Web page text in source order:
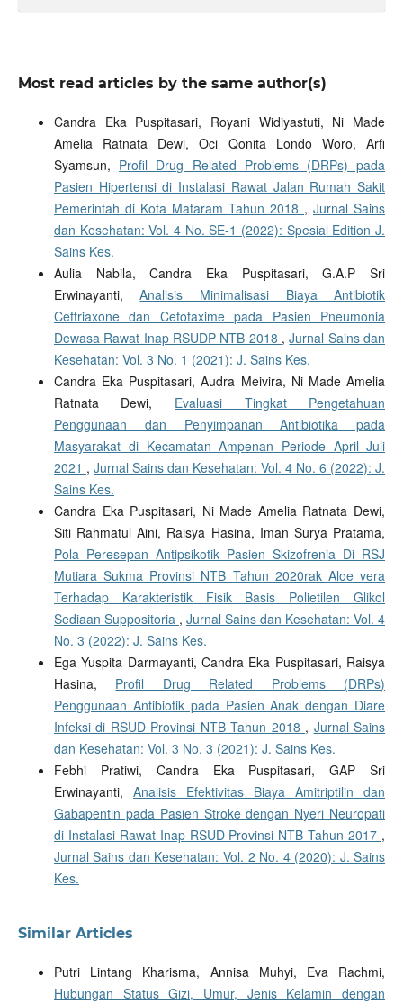
Most read articles by the same author(s)
Candra Eka Puspitasari, Royani Widiyastuti, Ni Made
Amelia Ratnata Dewi, Oci Qonita Londo Woro, Arfi
Syamsun, Profil Drug Related Problems (DRPs) pada
Pasien Hipertensi di Instalasi Rawat Jalan Rumah Sakit
Pemerintah di Kota Mataram Tahun 2018 ,Jurnal Sains
dan Kesehatan: Vol. 4 No. SE-1 (2022): Spesial Edition J.
Sains Kes.
Aulia Nabila, Candra Eka Puspitasari, G.A.P Sri
Erwinayanti,Analisis Minimalisasi Biaya Antibiotik
Ceftriaxone dan Cefotaxime pada Pasien Pneumonia
Dewasa Rawat Inap RSUDP NTB 2018 ,Jurnal Sains dan
Kesehatan: Vol. 3 No. 1 (2021): J. Sains Kes.
Candra Eka Puspitasari, Audra Meivira, Ni Made Amelia
Ratnata Dewi, Evaluasi Tingkat Pengetahuan
Penggunaan dan Penyimpanan Antibiotika pada
Masyarakat di Kecamatan Ampenan Periode April–Juli
2021 , Jurnal Sains dan Kesehatan: Vol. 4 No. 6 (2022): J.
Sains Kes.
Candra Eka Puspitasari, Ni Made Amelia Ratnata Dewi,
Siti Rahmatul Aini, Raisya Hasina, Iman Surya Pratama,
Pola Peresepan Antipsikotik Pasien Skizofrenia Di RSJ
Mutiara Sukma Provinsi NTB Tahun 2020rak Aloe vera
Terhadap Karakteristik Fisik Basis Polietilen Glikol
Sediaan Suppositoria , Jurnal Sains dan Kesehatan: Vol. 4
No. 3 (2022): J. Sains Kes.
Ega Yuspita Darmayanti, Candra Eka Puspitasari, Raisya
Hasina, Profil Drug Related Problems (DRPs)
Penggunaan Antibiotik pada Pasien Anak dengan Diare
Infeksi di RSUD Provinsi NTB Tahun 2018 , Jurnal Sains
dan Kesehatan: Vol. 3 No. 3 (2021): J. Sains Kes.
Febhi Pratiwi, Candra Eka Puspitasari, GAP Sri
Erwinayanti, Analisis Efektivitas Biaya Amitriptilin dan
Gabapentin pada Pasien Stroke dengan Nyeri Neuropati
di Instalasi Rawat Inap RSUD Provinsi NTB Tahun 2017 ,
Jurnal Sains dan Kesehatan: Vol. 2 No. 4 (2020): J. Sains
Kes.
Similar Articles
Putri Lintang Kharisma, Annisa Muhyi, Eva Rachmi,
Hubungan Status Gizi, Umur, Jenis Kelamin dengan